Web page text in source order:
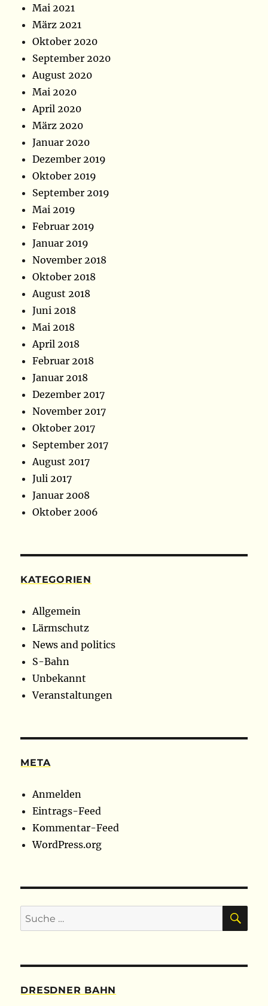
Mai 2021
März 2021
Oktober 2020
September 2020
August 2020
Mai 2020
April 2020
März 2020
Januar 2020
Dezember 2019
Oktober 2019
September 2019
Mai 2019
Februar 2019
Januar 2019
November 2018
Oktober 2018
August 2018
Juni 2018
Mai 2018
April 2018
Februar 2018
Januar 2018
Dezember 2017
November 2017
Oktober 2017
September 2017
August 2017
Juli 2017
Januar 2008
Oktober 2006
KATEGORIEN
Allgemein
Lärmschutz
News and politics
S-Bahn
Unbekannt
Veranstaltungen
META
Anmelden
Eintrags-Feed
Kommentar-Feed
WordPress.org
Suche
nach:
DRESDNER BAHN